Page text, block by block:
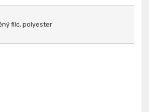
filc, polyester